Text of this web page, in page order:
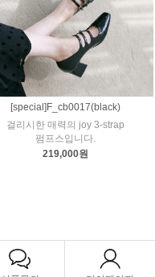
[special]F_cb0017(black)
걸리시한 매력의 joy 3-strap
펌프스입니다.
219,000원